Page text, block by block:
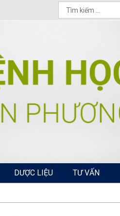
DƯỢC LIỆU TƯ VẤN